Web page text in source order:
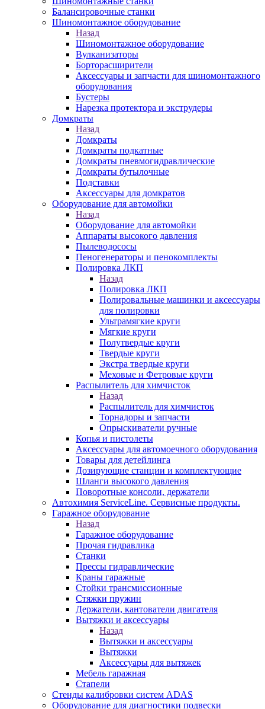
Балансировочные станки
Шиномонтажное оборудование
Назад
Шиномонтажное оборудование
Вулканизаторы
Борторасширители
Аксессуары и запчасти для шиномонтажного
оборудования
Бустеры
Нарезка протектора и экструдеры
Домкраты
Назад
Домкраты
Домкраты подкатные
Домкраты пневмогидравлические
Домкраты бутылочные
Подставки
Аксессуары для домкратов
Оборудование для автомойки
Назад
Оборудование для автомойки
Аппараты высокого давления
Пылеводососы
Пеногенераторы и пенокомплекты
Полировка ЛКП
Назад
Полировка ЛКП
Полировальные машинки и аксессуары
для полировки
Ультрамягкие круги
Мягкие круги
Полутвердые круги
Твердые круги
Экстра твердые круги
Меховые и Фетровые круги
Распылитель для химчисток
Назад
Распылитель для химчисток
Торнадоры и запчасти
Опрыскиватели ручные
Копья и пистолеты
Аксессуары для автомоечного оборудования
Товары для детейлинга
Дозирующие станции и комплектующие
Шланги высокого давления
Поворотные консоли, держатели
Автохимия ServiceLine. Сервисные продукты.
Гаражное оборудование
Назад
Гаражное оборудование
Прочая гидравлика
Станки
Прессы гидравлические
Краны гаражные
Стойки трансмиссионные
Стяжки пружин
Держатели, кантователи двигателя
Вытяжки и аксессуары
Назад
Вытяжки и аксессуары
Вытяжки
Аксессуары для вытяжек
Мебель гаражная
Стапели
Стенды калибровки систем ADAS
Оборудование для диагностики подвески